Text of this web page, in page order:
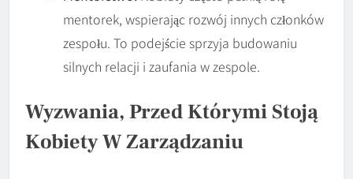
mentorek, wspierając rozwój innych członków
zespołu. To podejście sprzyja budowaniu
silnych relacji i zaufania w zespole.
Wyzwania, Przed Którymi Stoją
Kobiety W Zarządzaniu